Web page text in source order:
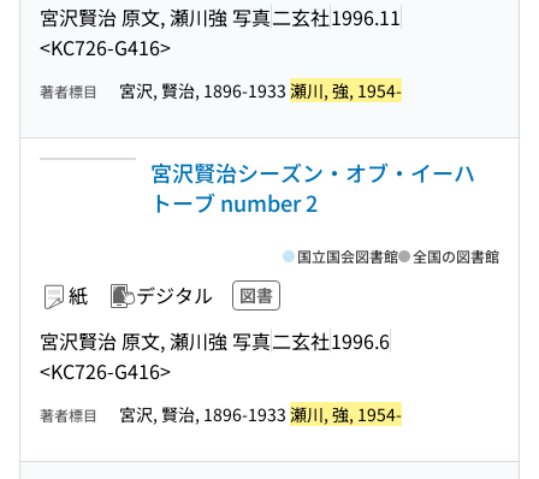
宮沢賢治 原文, 瀬川強 写真二玄社1996.11
<KC726-G416>
著者標目 宮沢, 賢治, 1896-1933 瀬川, 強, 1954-
宮沢賢治シーズン・オブ・イーハ
トーブ number 2
紙 デジタル 図書
宮沢賢治 原文, 瀬川強 写真二玄社1996.6
<KC726-G416>
国立国会図書館 全国の図書館
著者標目 宮沢, 賢治, 1896-1933 瀬川, 強, 1954-